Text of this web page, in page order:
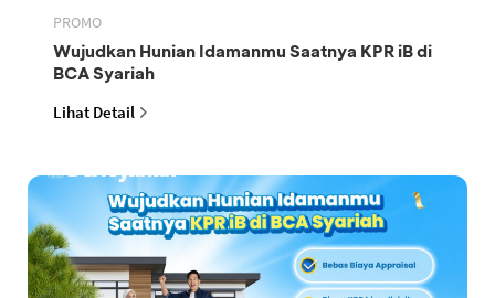
PROMO
Wujudkan Hunian Idamanmu Saatnya KPR iB di
BCA Syariah
Lihat Detail